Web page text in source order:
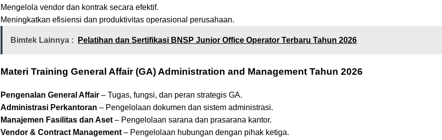
Mengelola vendor dan kontrak secara efektif.
Meningkatkan efisiensi dan produktivitas operasional perusahaan.
Bimtek Lainnya : Pelatihan dan Sertifikasi BNSP Junior Office Operator Terbaru Tahun 2026
Materi Training General Affair (GA) Administration and Management Tahun 2026
Pengenalan General Affair – Tugas, fungsi, dan peran strategis GA.
Administrasi Perkantoran – Pengelolaan dokumen dan sistem administrasi.
Manajemen Fasilitas dan Aset – Pengelolaan sarana dan prasarana kantor.
Vendor & Contract Management – Pengelolaan hubungan dengan pihak ketiga.